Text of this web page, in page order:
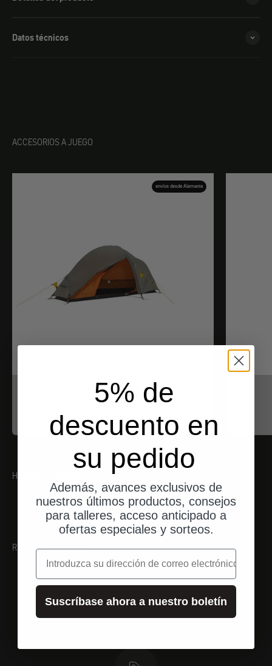
Datos técnicos
ACCESORIOS A JUEGO
envíos desde Alemania
Cambio de tiendas
Venture 1
Angebot
$278.00
HERRAMIENTA ADECUADA
RECOMENDACIONES
5% de
descuento en
su pedido
Además, avances exclusivos de
nuestros últimos productos, consejos
para talleres, acceso anticipado a
ofertas especiales y sorteos.
correo electrónico
Suscríbase ahora a nuestro boletín